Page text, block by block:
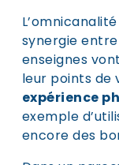
synergie
enseignes
leur points de
expérience
exemple
encore des